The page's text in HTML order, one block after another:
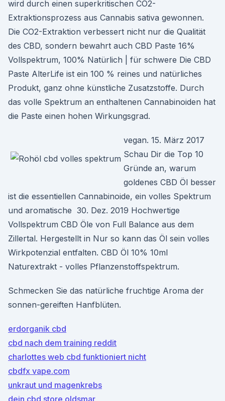
wird durch einen superkritischen CO2-
Extraktionsprozess aus Cannabis sativa gewonnen.
Die CO2-Extraktion verbessert nicht nur die Qualität
des CBD, sondern bewahrt auch CBD Paste 16%
Vollspektrum, 100% Natürlich | für schwere Die CBD
Paste AlterLife ist ein 100 % reines und natürliches
Produkt, ganz ohne künstliche Zusatzstoffe. Durch
das volle Spektrum an enthaltenen Cannabinoiden hat
die Paste einen hohen Wirkungsgrad.
vegan. 15. März 2017
Schau Dir die Top 10
Gründe an, warum
goldenes CBD Öl besser
ist die essentiellen Cannabinoide, ein volles Spektrum
und aromatische 30. Dez. 2019 Hochwertige
Vollspektrum CBD Öle von Full Balance aus dem
Zillertal. Hergestellt in Nur so kann das Öl sein volles
Wirkpotenzial entfalten. CBD Öl 10% 10ml
Naturextrakt - volles Pflanzenstoffspektrum.
Schmecken Sie das natürliche fruchtige Aroma der
sonnen-gereiften Hanfblüten.
erdorganik cbd
cbd nach dem training reddit
charlottes web cbd funktioniert nicht
cbdfx vape.com
unkraut und magenkrebs
dein cbd store oldsmar